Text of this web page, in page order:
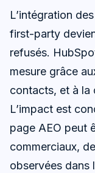
L’intégration
first-party
refusés.
mesure grâce
contacts, et à la
L’impact est
page AEO peut
commerciaux,
observées dans